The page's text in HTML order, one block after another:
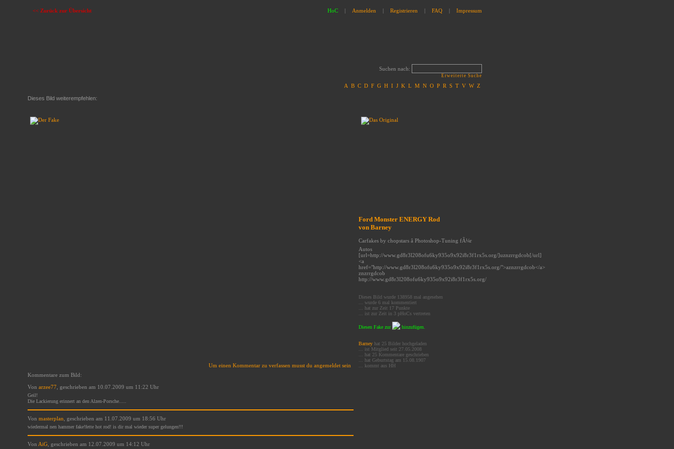
<< Zurück zur Übersicht HoC | Anmelden | Registrieren | FAQ | Impressum
Suchen nach:
Erweiterte Suche
A B C D F G H I J K L M N O P R S T V W Z
Um einen Kommentar zu verfassen musst du angemeldet sein
Kommentare zum Bild:
Von arzee77 , geschrieben am 10.07.2009 um 11:22 Uhr
Geil!
Die Lackierung erinnert an den Alzen-Porsche.....
Von masterplan , geschrieben am 11.07.2009 um 18:56 Uhr
wiedermal nen hammer fake!fette hot rod! is dir mal wieder super gelungen!!!
Von AiG , geschrieben am 12.07.2009 um 14:12 Uhr
Ford Monster ENERGY Rod
von Barney
Carfakes by chopstars â Photoshop-Tuning fÃ¼r
Autos
[url=http://www.gd8r3l208ofu6ky935o9x92i8r3f1rx5s.org/]uznzrrgdcob[/url]
<a
href="http://www.gd8r3l208ofu6ky935o9x92i8r3f1rx5s.org/">aznzrrgdcob</a>
znzrrgdcob
http://www.gd8r3l208ofu6ky935o9x92i8r3f1rx5s.org/
Dieses Bild wurde 138958 mal angesehen
... wurde 6 mal kommentiert
... hat zur Zeit 17 Punkte
... ist zur Zeit in 3 pHoCs vertreten
Diesen Fake zur hinzufügen.
Barney hat 25 Bilder hochgeladen
... ist Mitglied seit 27.05.2008
... hat 25 Kommentare geschrieben
... hat Geburtstag am 15.08.1907
... kommt aus HH
Dieses Bild weiterempfehlen: